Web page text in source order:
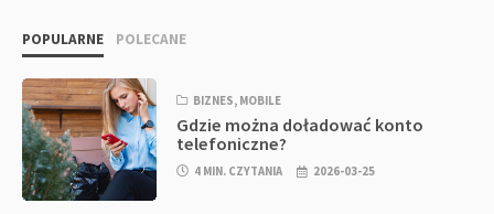
POPULARNE POLECANE
BIZNES, MOBILE
Gdzie można doładować konto
telefoniczne?
4 MIN. CZYTANIA 2026-03-25